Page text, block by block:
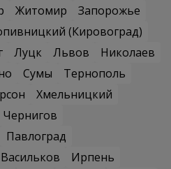
Житомир
Запорожье
(Кировоград)
Луцк Львов
Николаев
Сумы
Тернополь
Хмельницкий
Чернигов
Павлоград
Васильков
Ирпень